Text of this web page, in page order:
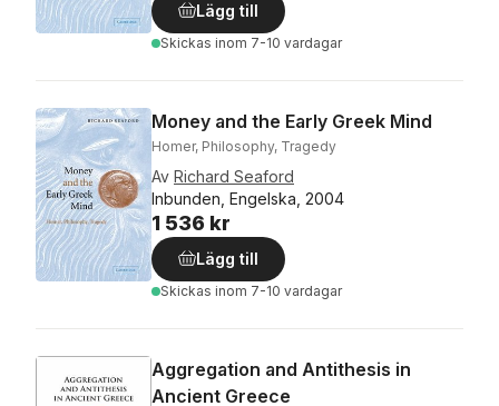
Lägg till
Skickas inom 7-10 vardagar
Money and the Early Greek Mind
Homer, Philosophy, Tragedy
Av Richard Seaford
Inbunden, Engelska, 2004
1 536 kr
Lägg till
Skickas inom 7-10 vardagar
Aggregation and Antithesis in
Ancient Greece